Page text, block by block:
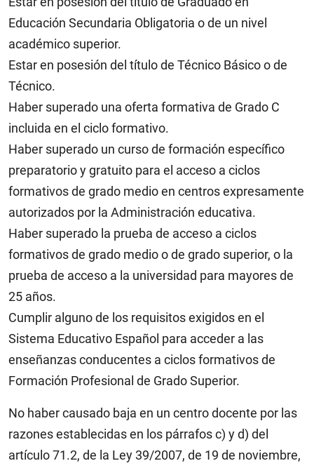
Educación Secundaria Obligatoria o de un nivel
académico superior.
Estar en posesión del título de Técnico Básico o de
Técnico.
Haber superado una oferta formativa de Grado C
incluida en el ciclo formativo.
Haber superado un curso de formación específico
preparatorio y gratuito para el acceso a ciclos
formativos de grado medio en centros expresamente
autorizados por la Administración educativa.
Haber superado la prueba de acceso a ciclos
formativos de grado medio o de grado superior, o la
prueba de acceso a la universidad para mayores de
25 años.
Cumplir alguno de los requisitos exigidos en el
Sistema Educativo Español para acceder a las
enseñanzas conducentes a ciclos formativos de
Formación Profesional de Grado Superior.
No haber causado baja en un centro docente por las
razones establecidas en los párrafos c) y d) del
artículo 71.2, de la Ley 39/2007, de 19 de noviembre,